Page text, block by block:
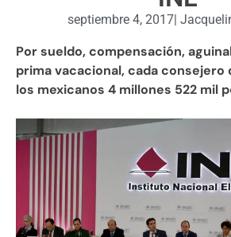
septiembre 4, 2017|
Por sueldo, compensación,
prima vacacional, cada consejero
los mexicanos 4 millones 522 mil